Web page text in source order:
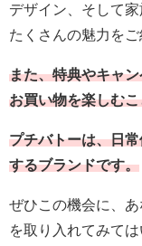
デザイン、そして
たくさんの魅力をご
また、特典やキャ
お買い物を楽しむ
プチバトーは、日
するブランドです。
ぜひこの機会に、
を取り入れてみて